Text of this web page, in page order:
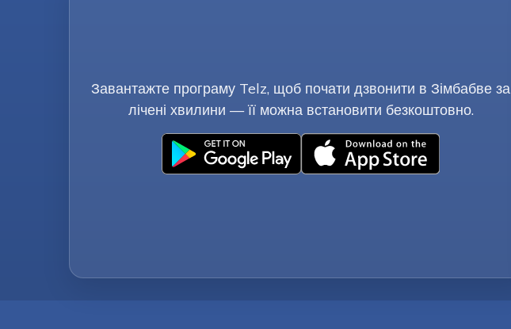
Завантажте програму Telz, щоб почати дзвонити в Зімбабве за
лічені хвилини — її можна встановити безкоштовно.